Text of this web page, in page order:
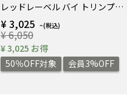
レッドレーベル バイ トリンプ0121 フルカップブラジャー
¥ 3,025
¥ 6,050
¥ 3,025 お得
50％OFF対象
会員3%OFF